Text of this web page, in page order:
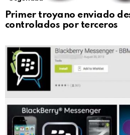
Primer troyano enviado
controlados por terceros